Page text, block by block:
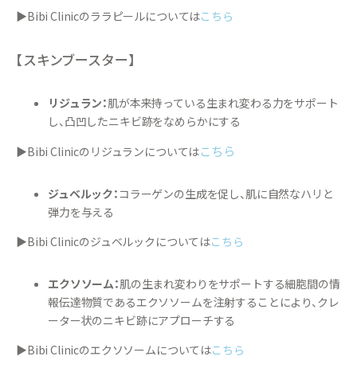
▶Bibi Clinicのララピールについてはこちら
【スキンブースター】
リジュラン：肌が本来持っている生まれ変わる力をサポート
し、凸凹したニキビ跡をなめらかにする
▶Bibi Clinicのリジュランについてはこちら
ジュベルック： コラーゲンの生成を促し、肌に自然なハリと
弾力を与える
▶Bibi Clinicのジュベルックについてはこちら
エクソソーム：肌の生まれ変わりをサポートする細胞間の情
報伝達物質であるエクソソームを注射することにより、クレ
ーター状のニキビ跡にアプローチする
▶Bibi Clinicのエクソソームについてはこちら